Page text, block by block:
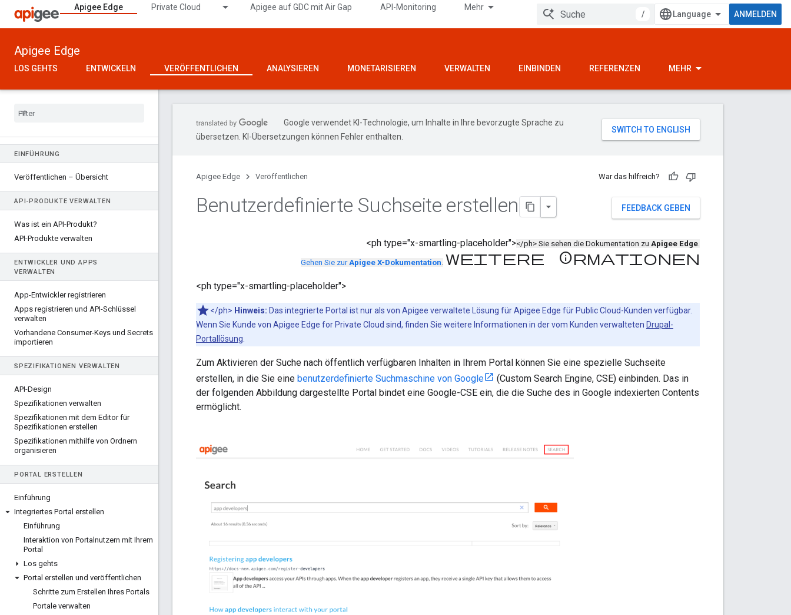
Apigee Edge Private Cloud Apigee auf GDC mit Air Gap API-Monitoring Mehr
/ ANMELDEN
Apigee Edge
LOS GEHTS ENTWICKELN VERÖFFENTLICHEN ANALYSIEREN MONETARISIEREN VERWALTEN EINBINDEN REFERENZEN MEHR
EINFÜHRUNG
Veröffentlichen – Übersicht
API-PRODUKTE VERWALTEN
Was ist ein API-Produkt?
API-Produkte verwalten
ENTWICKLER UND APPS
VERWALTEN
App-Entwickler registrieren
Apps registrieren und API-Schlüssel
verwalten
Vorhandene Consumer-Keys und Secrets
importieren
SPEZIFIKATIONEN VERWALTEN
API-Design
Spezifikationen verwalten
Spezifikationen mit dem Editor für
Spezifikationen erstellen
Spezifikationen mithilfe von Ordnern
organisieren
PORTAL ERSTELLEN
Einführung
Integriertes Portal erstellen
Einführung
Interaktion von Portalnutzern mit Ihrem
Portal
Los gehts
Portal erstellen und veröffentlichen
Schritte zum Erstellen Ihres Portals
Portale verwalten
Google verwendet KI-Technologie, um Inhalte in Ihre bevorzugte Sprache zu
übersetzen. KI-Übersetzungen können Fehler enthalten.
Apigee Edge Veröffentlichen War das hilfreich?
FEEDBACK GEBEN
Benutzerdefinierte Suchseite erstellen
<ph type="x-smartling-placeholder"></ph> Sie sehen die Dokumentation zu Apigee Edge.
Gehen Sie zurApigee X-Dokumentation. Weitere Informationen
<ph type="x-smartling-placeholder">
</ph> Hinweis: Das integrierte Portal ist nur als von Apigee verwaltete Lösung für Apigee Edge für Public Cloud-Kunden verfügbar.
Wenn Sie Kunde von Apigee Edge for Private Cloud sind, finden Sie weitere Informationen in der vom Kunden verwalteten Drupal-
Portallösung
Zum Aktivieren der Suche nach öffentlich verfügbaren Inhalten in Ihrem Portal können Sie eine spezielle Suchseite
erstellen, in die Sie eine benutzerdefinierte Suchmaschine von Google
(Custom Search Engine, CSE) einbinden. Das in
der folgenden Abbildung dargestellte Portal bindet eine Google-CSE ein, die die Suche des in Google indexierten Contents
ermöglicht.